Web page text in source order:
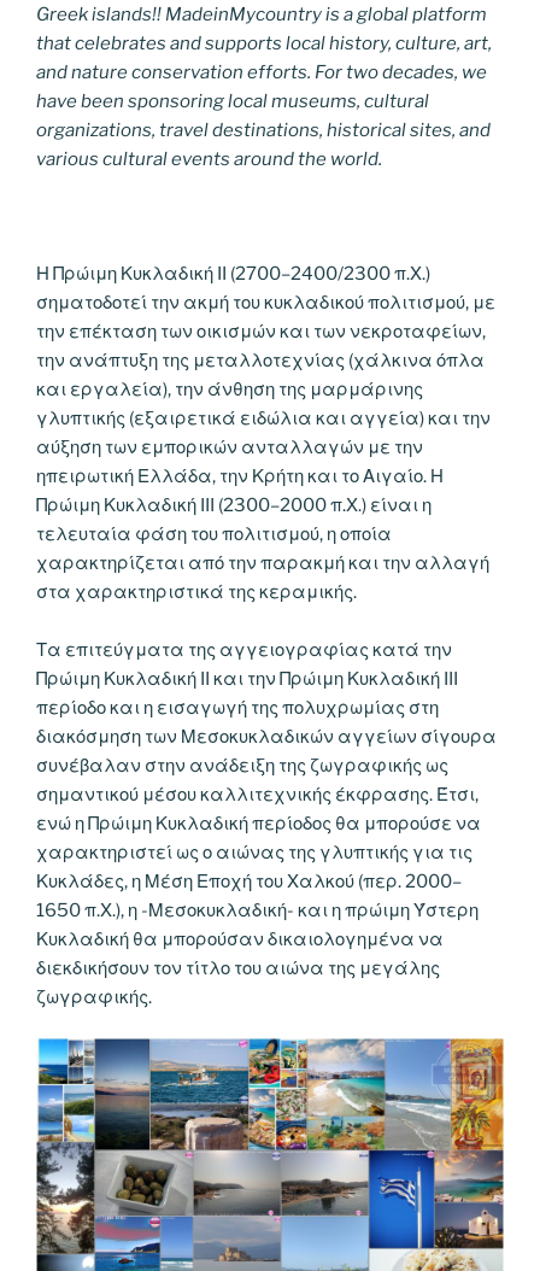
Greek islands!! MadeinMycountry is a global platform
that celebrates and supports local history, culture, art,
and nature conservation efforts. For two decades, we
have been sponsoring local museums, cultural
organizations, travel destinations, historical sites, and
various cultural events around the world.
Η Πρώιμη Κυκλαδική II (2700–2400/2300 π.Χ.)
σηματοδοτεί την ακμή του κυκλαδικού πολιτισμού, με
την επέκταση των οικισμών και των νεκροταφείων,
την ανάπτυξη της μεταλλοτεχνίας (χάλκινα όπλα
και εργαλεία), την άνθηση της μαρμάρινης
γλυπτικής (εξαιρετικά ειδώλια και αγγεία) και την
αύξηση των εμπορικών ανταλλαγών με την
ηπειρωτική Ελλάδα, την Κρήτη και το Αιγαίο. Η
Πρώιμη Κυκλαδική ΙΙΙ (2300–2000 π.Χ.) είναι η
τελευταία φάση του πολιτισμού, η οποία
χαρακτηρίζεται από την παρακμή και την αλλαγή
στα χαρακτηριστικά της κεραμικής.
Τα επιτεύγματα της αγγειογραφίας κατά την
Πρώιμη Κυκλαδική ΙΙ και την Πρώιμη Κυκλαδική ΙΙΙ
περίοδο και η εισαγωγή της πολυχρωμίας στη
διακόσμηση των Μεσοκυκλαδικών αγγείων σίγουρα
συνέβαλαν στην ανάδειξη της ζωγραφικής ως
σημαντικού μέσου καλλιτεχνικής έκφρασης. Έτσι,
ενώ η Πρώιμη Κυκλαδική περίοδος θα μπορούσε να
χαρακτηριστεί ως ο αιώνας της γλυπτικής για τις
Κυκλάδες, η Μέση Εποχή του Χαλκού (περ. 2000–
1650 π.Χ.), η -Μεσοκυκλαδική- και η πρώιμη Ύστερη
Κυκλαδική θα μπορούσαν δικαιολογημένα να
διεκδικήσουν τον τίτλο του αιώνα της μεγάλης
ζωγραφικής.